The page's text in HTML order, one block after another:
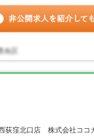
荻窪北口店 株式会社ココ